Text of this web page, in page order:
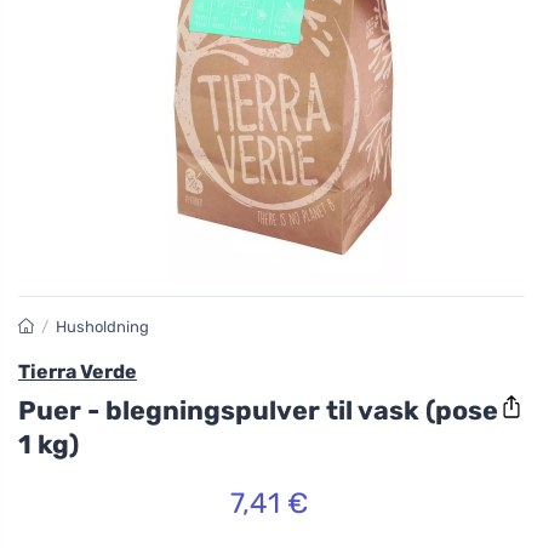
/ Husholdning
Tierra Verde
Puer - blegningspulver til vask (pose
1 kg)
7,41 €